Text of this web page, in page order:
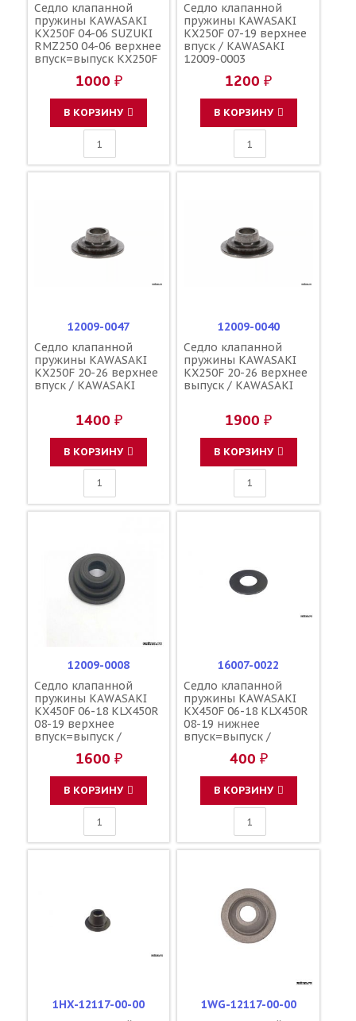
Седло клапанной
пружины KAWASAKI
KX250F 04-06 SUZUKI
RMZ250 04-06 верхнее
впуск=выпуск KX250F
/ KAWASAKI K1200-
91073
1000 ₽
В КОРЗИНУ
Седло клапанной
пружины KAWASAKI
KX250F 07-19 верхнее
впуск / KAWASAKI
12009-0003
1200 ₽
В КОРЗИНУ
12009-0047
Седло клапанной
пружины KAWASAKI
KX250F 20-26 верхнее
впуск / KAWASAKI
1400 ₽
В КОРЗИНУ
12009-0040
Седло клапанной
пружины KAWASAKI
KX250F 20-26 верхнее
выпуск / KAWASAKI
1900 ₽
В КОРЗИНУ
12009-0008
Седло клапанной
пружины KAWASAKI
KX450F 06-18 KLX450R
08-19 верхнее
впуск=выпуск /
1600 ₽
В КОРЗИНУ
16007-0022
Седло клапанной
пружины KAWASAKI
KX450F 06-18 KLX450R
08-19 нижнее
впуск=выпуск /
400 ₽
В КОРЗИНУ
1HX-12117-00-00
1WG-12117-00-00